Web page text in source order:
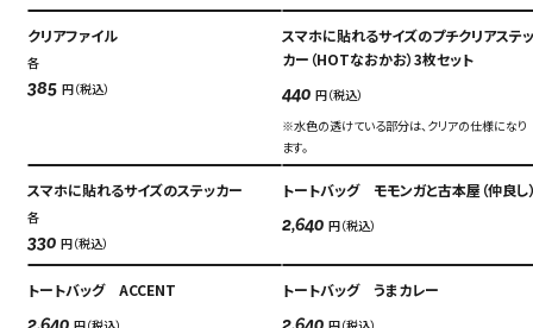
クリアファイル
各
385 円（税込）
スマホに貼れるサイズのプチクリアステッ
カー（HOTなおかお）3枚セット
440 円（税込）
※水色の透けている部分は、クリアの仕様になり
ます。
スマホに貼れるサイズのステッカー
各
330 円（税込）
トートバッグ モモンガと古本屋（仲良し
2,640 円（税込）
トートバッグ ACCENT トートバッグ うまカレー